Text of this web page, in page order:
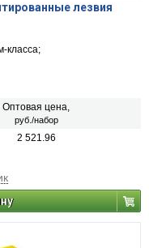
лезвия
класса;
Оптовая цена,
руб./набор
2 521.96